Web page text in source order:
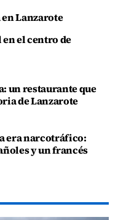
Lanzarote
el centro de
un restaurante que
de Lanzarote
era narcotráfico:
y un francés